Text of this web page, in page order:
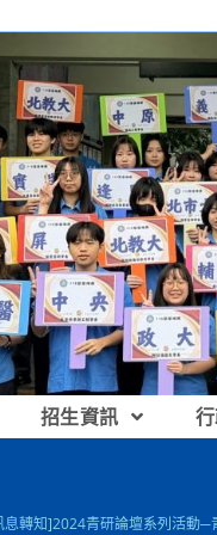
招生資訊
息轉知]2024青研論壇系列活動─